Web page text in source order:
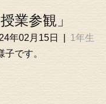
業参観」
年02月15日
1年生
です。